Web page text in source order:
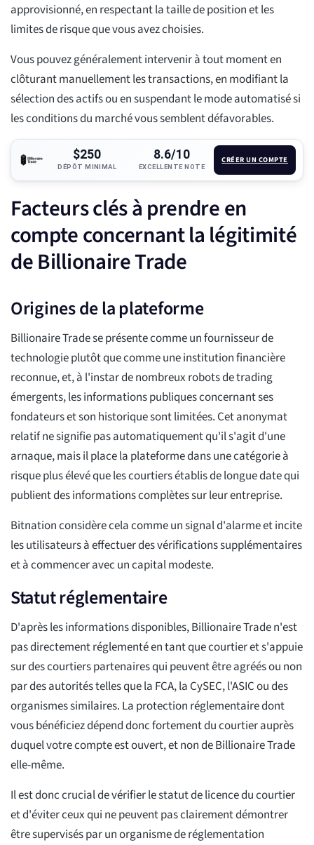
approvisionné, en respectant la taille de position et les
limites de risque que vous avez choisies.
Vous pouvez généralement intervenir à tout moment en
clôturant manuellement les transactions, en modifiant la
sélection des actifs ou en suspendant le mode automatisé si
les conditions du marché vous semblent défavorables.
$250
DÉPÔT MINIMAL
8.6/10
EXCELLENTE NOTE
CRÉER UN COMPTE
Facteurs clés à prendre en
compte concernant la légitimité
de Billionaire Trade
Origines de la plateforme
Billionaire Trade se présente comme un fournisseur de
technologie plutôt que comme une institution financière
reconnue, et, à l'instar de nombreux robots de trading
émergents, les informations publiques concernant ses
fondateurs et son historique sont limitées. Cet anonymat
relatif ne signifie pas automatiquement qu'il s'agit d'une
arnaque, mais il place la plateforme dans une catégorie à
risque plus élevé que les courtiers établis de longue date qui
publient des informations complètes sur leur entreprise.
Bitnation considère cela comme un signal d'alarme et incite
les utilisateurs à effectuer des vérifications supplémentaires
et à commencer avec un capital modeste.
Statut réglementaire
D'après les informations disponibles, Billionaire Trade n'est
pas directement réglementé en tant que courtier et s'appuie
sur des courtiers partenaires qui peuvent être agréés ou non
par des autorités telles que la FCA, la CySEC, l'ASIC ou des
organismes similaires. La protection réglementaire dont
vous bénéficiez dépend donc fortement du courtier auprès
duquel votre compte est ouvert, et non de Billionaire Trade
elle-même.
Il est donc crucial de vérifier le statut de licence du courtier
et d'éviter ceux qui ne peuvent pas clairement démontrer
être supervisés par un organisme de réglementation